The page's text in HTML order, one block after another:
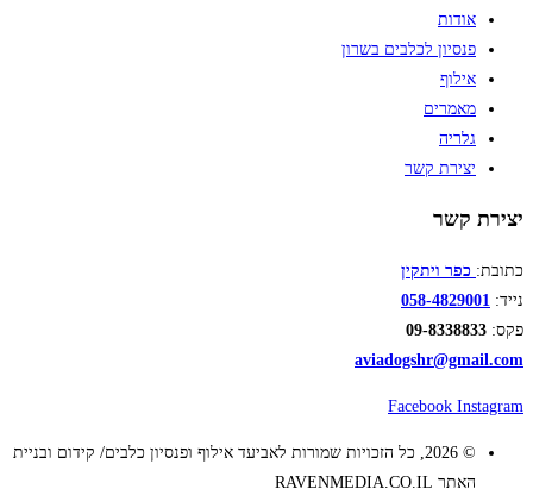
אודות
פנסיון לכלבים בשרון
אילוף
מאמרים
גלריה
יצירת קשר
יצירת קשר
כתובת: כפר ויתקין
נייד: 058-4829001
פקס:
aviadogshr@gmail.com
Facebook Instagram
© 2026, כל הזכויות שמורות לאביעד אילוף ופנסיון כלבים/ קידום ובניית
האתר RAVENMEDIA.CO.IL